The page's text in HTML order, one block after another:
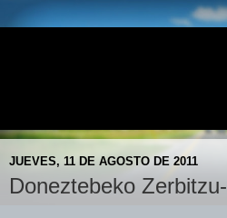
JUEVES, 11 DE AGOSTO DE 2011
Doneztebeko